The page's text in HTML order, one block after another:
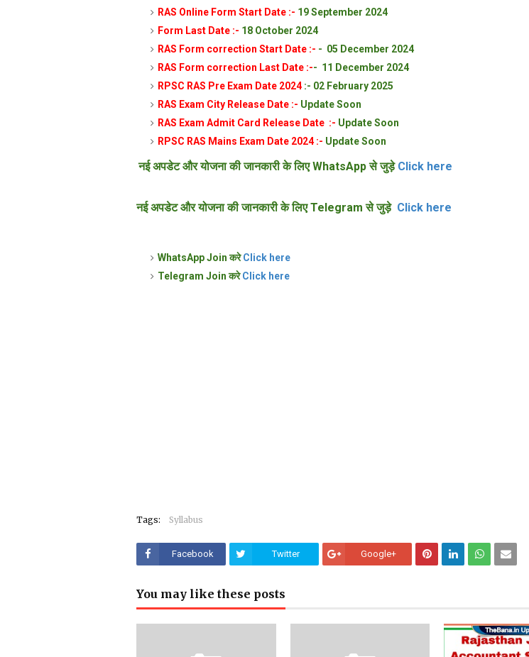
RAS Online Form Start Date :- 19 September 2024
Form Last Date :- 18 October 2024
RAS Form correction Start Date :- - 05 December 2024
RAS Form correction Last Date :-- 11 December 2024
RPSC RAS Pre Exam Date 2024:- 02 February 2025
RAS Exam City Release Date :- Update Soon
RAS Exam Admit Card Release Date :- Update Soon
RPSC RAS Mains Exam Date 2024 :- Update Soon
नई अपडेट और योजना की जानकारी के लिए WhatsApp से जुड़ेClick here
नई अपडेट और योजना की जानकारी के लिए Telegram से जुड़ेClick here
WhatsApp Join करेClick here
Telegram Join करेClick here
Tags: Syllabus
Facebook Twitter Google+
You may like these posts